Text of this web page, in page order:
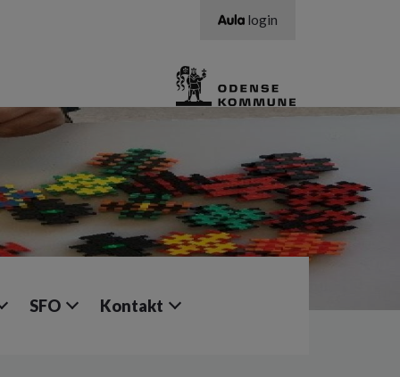
login
SFO Kontakt